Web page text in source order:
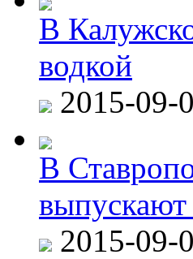
В
водкой
2015-09-
В
2015-09-